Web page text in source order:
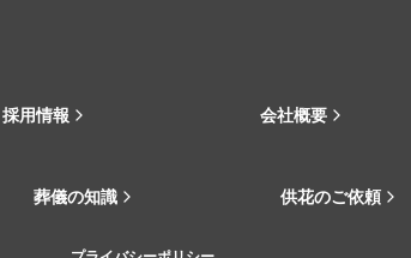
採用情報 会社概要
葬儀の知識 供花のご依頼